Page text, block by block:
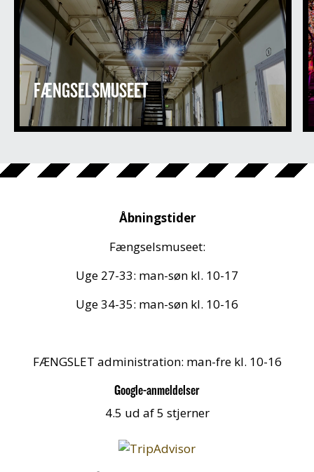
FÆNGSELSMUSEET
Åbningstider
Fængselsmuseet:
Uge 27-33: man-søn kl. 10-17
Uge 34-35: man-søn kl. 10-16
FÆNGSLET administration: man-fre kl. 10-16
Google-anmeldelser
4.5 ud af 5 stjerner